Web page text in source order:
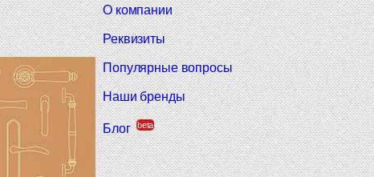
О компании
Реквизиты
Популярные вопросы
Наши бренды
Блог beta